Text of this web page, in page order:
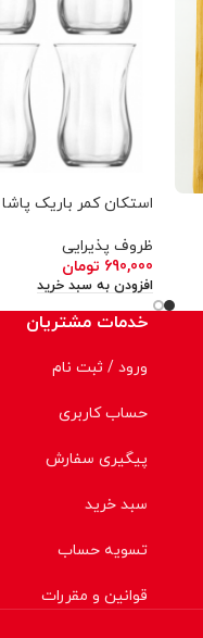
استکان کمر باریک
ظروف پذیرایی
690,000 تومان
افزودن به سبد خرید
خدمات مشتریان
ورود / ثبت نام
حساب کاربری
پیگیری سفارش
سبد خرید
تسویه حساب
قوانین و مقررات